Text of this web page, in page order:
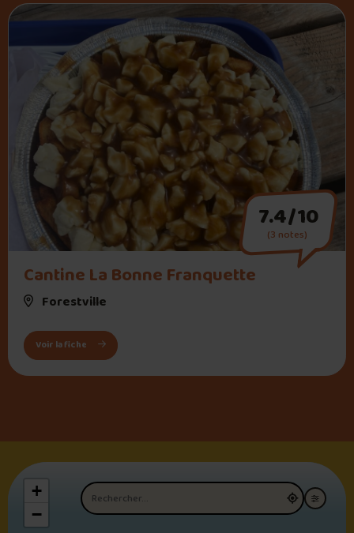
Cantine La Bonne Franquette
Forestville
7.4/10
(3 notes)
Voir la fiche : Cantine La Bonne Franquette
Nom du restaurant
+
−